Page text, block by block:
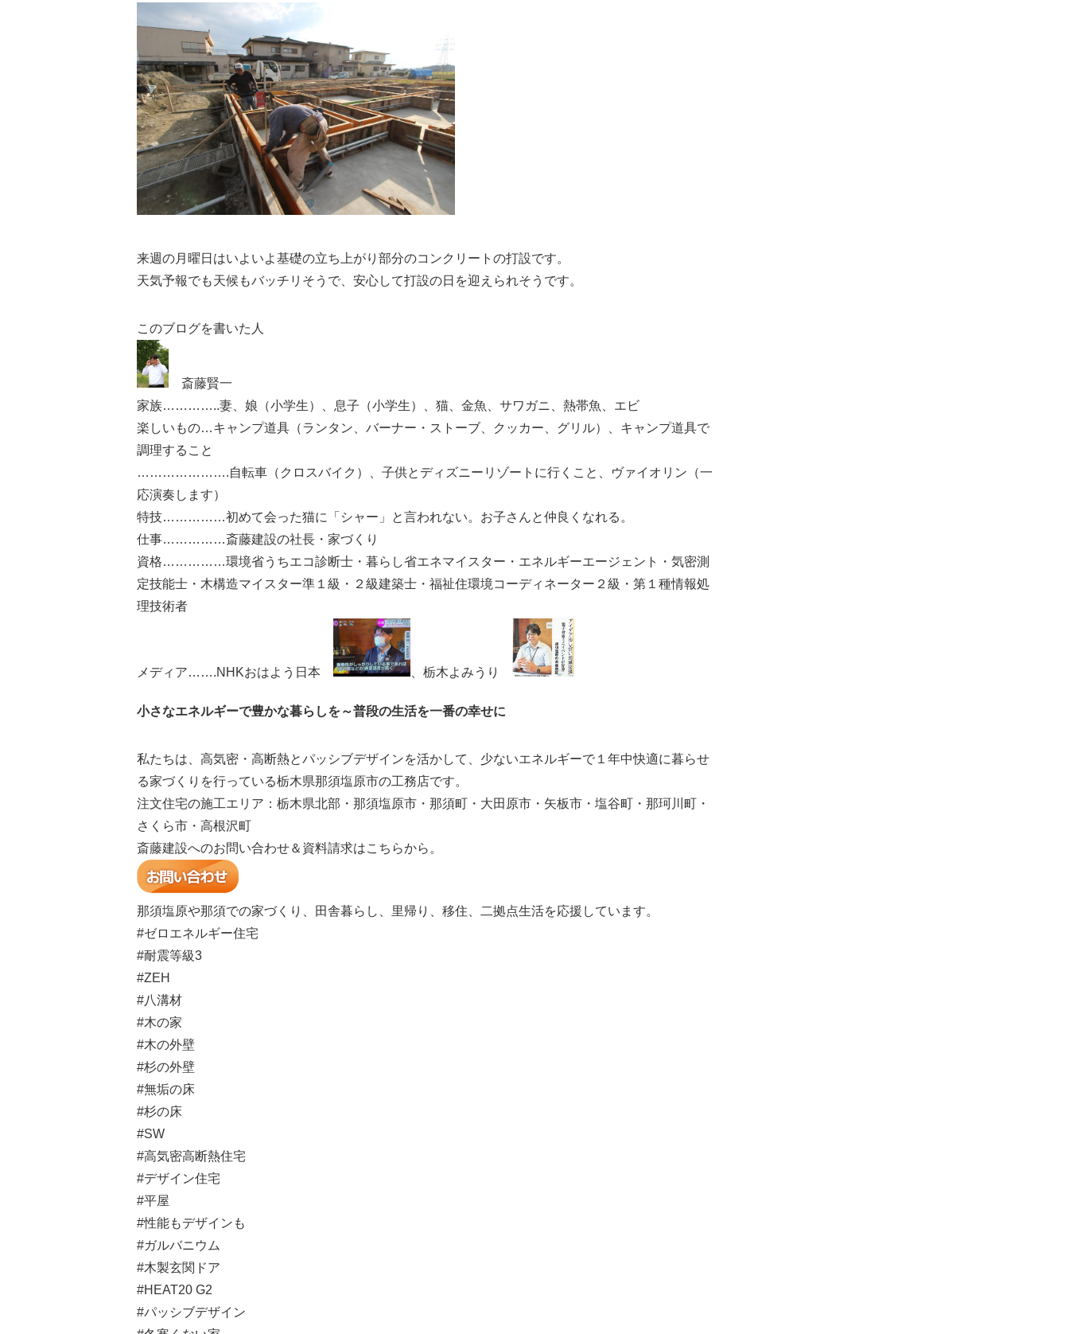
来週の月曜日はいよいよ基礎の立ち上がり部分のコンクリートの打設です。
天気予報でも天候もバッチリそうで、安心して打設の日を迎えられそうです。
このブログを書いた人
斎藤賢一
家族…………..妻、娘（小学生）、息子（小学生）、猫、金魚、サワガニ、熱帯魚、エビ
楽しいもの…キャンプ道具（ランタン、バーナー・ストーブ、クッカー、グリル）、キャンプ道具で
調理すること
………………….自転車（クロスバイク）、子供とディズニーリゾートに行くこと、ヴァイオリン（一
応演奏します）
特技……………初めて会った猫に「シャー」と言われない。お子さんと仲良くなれる。
仕事……………斎藤建設の社長・家づくり
資格……………環境省うちエコ診断士・暮らし省エネマイスター・エネルギーエージェント・気密測
定技能士・木構造マイスター準１級・２級建築士・福祉住環境コーディネーター２級・第１種情報処
理技術者
メディア…….NHKおはよう日本 、栃木よみうり
小さなエネルギーで豊かな暮らしを～普段の生活を一番の幸せに
私たちは、高気密・高断熱とパッシブデザインを活かして、少ないエネルギーで１年中快適に暮らせ
る家づくりを行っている栃木県那須塩原市の工務店です。
注文住宅の施工エリア：栃木県北部・那須塩原市・那須町・大田原市・矢板市・塩谷町・那珂川町・
さくら市・高根沢町
斎藤建設へのお問い合わせ＆資料請求はこちらから。
那須塩原や那須での家づくり、田舎暮らし、里帰り、移住、二拠点生活を応援しています。
#ゼロエネルギー住宅
#耐震等級3
#ZEH
#八溝材
#木の家
#木の外壁
#杉の外壁
#無垢の床
#杉の床
#SW
#高気密高断熱住宅
#デザイン住宅
#平屋
#性能もデザインも
#ガルバニウム
#木製玄関ドア
#HEAT20 G2
#パッシブデザイン